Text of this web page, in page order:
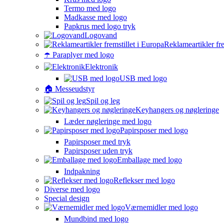
Termo med logo
Madkasse med logo
Papkrus med logo tryk
Logovand
Reklameartikler
☂️ Paraplyer med logo
Elektronik
USB med logo
🏠 Messeudstyr
Spil og leg
Keyhangers og nøgleringe
Læder nøgleringe med logo
Papirsposer med logo
Papirsposer med tryk
Papirsposer uden tryk
Emballage med logo
Indpakning
Reflekser med logo
Diverse med logo
Special design
Værnemidler med logo
Mundbind med logo